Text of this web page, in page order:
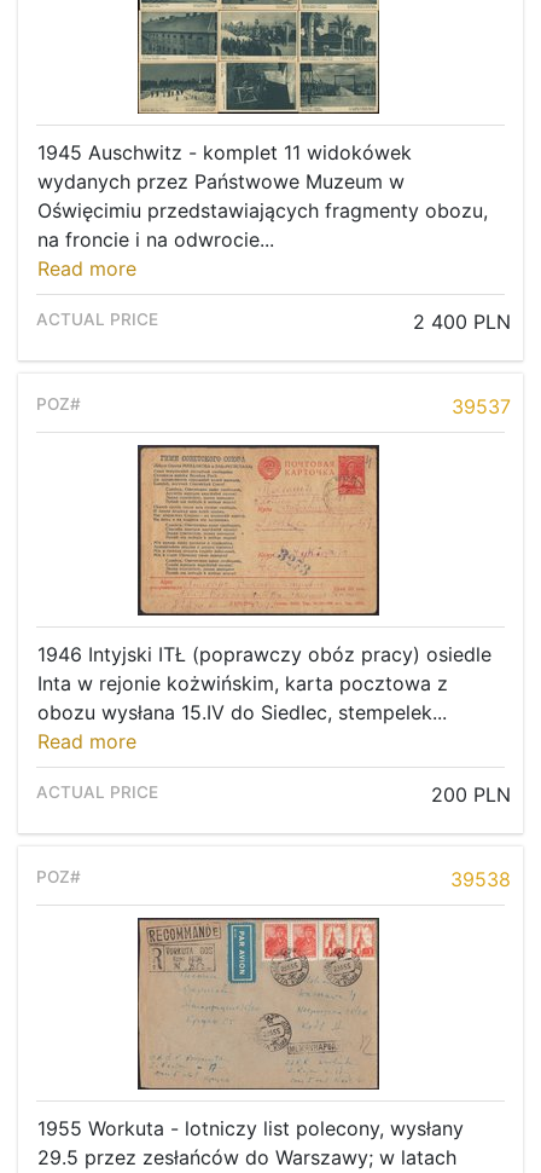
1945 Auschwitz - komplet 11 widokówek
wydanych przez Państwowe Muzeum w
Oświęcimiu przedstawiających fragmenty obozu,
na froncie i na odwrocie...
Read more
2 400 PLN
39537
1946 Intyjski ITŁ (poprawczy obóz pracy) osiedle
Inta w rejonie kożwińskim, karta pocztowa z
obozu wysłana 15.IV do Siedlec, stempelek...
Read more
200 PLN
39538
1955 Workuta - lotniczy list polecony, wysłany
29.5 przez zesłańców do Warszawy; w latach